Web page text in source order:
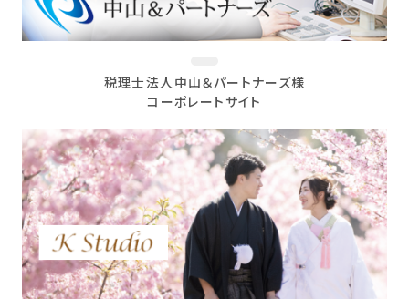
税理士法人中山＆パートナーズ様
コーポレートサイト